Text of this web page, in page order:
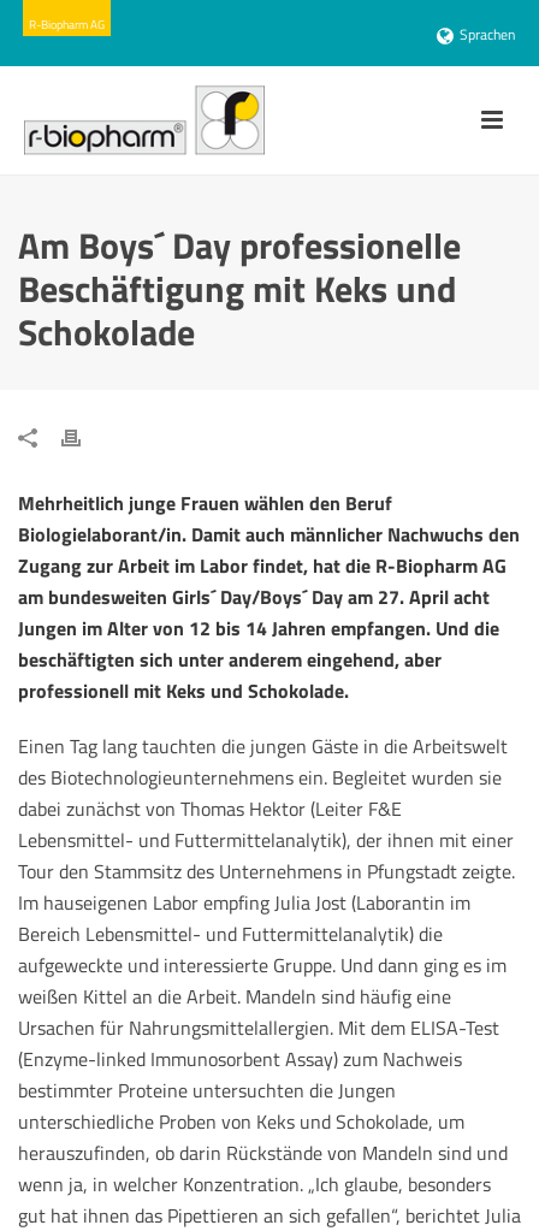
Sprachen
Am Boys´ Day professionelle
Beschäftigung mit Keks und
Schokolade
Mehrheitlich junge Frauen wählen den Beruf
Biologielaborant/in. Damit auch männlicher Nachwuchs den
Zugang zur Arbeit im Labor findet, hat die R-Biopharm AG
am bundesweiten Girls´ Day/Boys´ Day am 27. April acht
Jungen im Alter von 12 bis 14 Jahren empfangen. Und die
beschäftigten sich unter anderem eingehend, aber
professionell mit Keks und Schokolade.
Einen Tag lang tauchten die jungen Gäste in die Arbeitswelt
des Biotechnologieunternehmens ein. Begleitet wurden sie
dabei zunächst von Thomas Hektor (Leiter F&E
Lebensmittel- und Futtermittelanalytik), der ihnen mit einer
Tour den Stammsitz des Unternehmens in Pfungstadt zeigte.
Im hauseigenen Labor empfing Julia Jost (Laborantin im
Bereich Lebensmittel- und Futtermittelanalytik) die
aufgeweckte und interessierte Gruppe. Und dann ging es im
weißen Kittel an die Arbeit. Mandeln sind häufig eine
Ursachen für Nahrungsmittelallergien. Mit dem ELISA-Test
(Enzyme-linked Immunosorbent Assay) zum Nachweis
bestimmter Proteine untersuchten die Jungen
unterschiedliche Proben von Keks und Schokolade, um
herauszufinden, ob darin Rückstände von Mandeln sind und
wenn ja, in welcher Konzentration. „Ich glaube, besonders
gut hat ihnen das Pipettieren an sich gefallen“, berichtet Julia